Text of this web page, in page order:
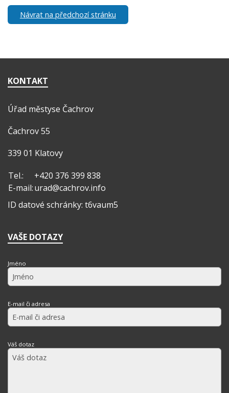
Návrat na předchozí stránku
KONTAKT
Úřad městyse Čachrov
Čachrov 55
339 01 Klatovy
Tel.:
+420 376 399 838
E-mail:urad@cachrov.info
ID datové schránky: t6vaum5
VAŠE DOTAZY
Jméno
E-mail či adresa
Váš dotaz